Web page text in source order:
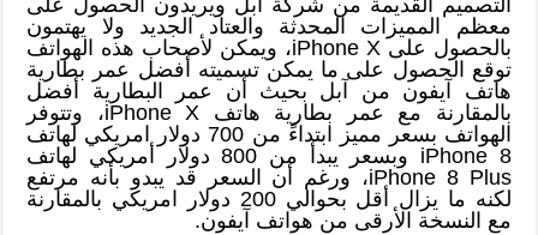
معظم المميزات المحدثة والعتاد الجديد ولا يهتمون
بالحصول على iPhone X، ويمكن لأصحاب هذه الهواتف
توقع الحصول على ما يمكن تسميته أفضل عمر بطارية
هاتف آيفون من آبل بحيث أن عمر البطارية أفضل
بالمقارنة مع عمر بطارية هاتف iPhone X، وتتوفر
الهواتف بسعر مميز ابتداءً من 700 دولار امريكي لهاتف
iPhone 8 وبسعر يبدأ من 800 دولار أمريكي لهاتف
iPhone 8 Plus، ورغم أن السعر قد يبدو بأنه مرتفع
لكنه ما يزال أقل بحوالي 200 دولار امريكي بالمقارنة
مع النسخة الأرقى من هواتف آيفون.